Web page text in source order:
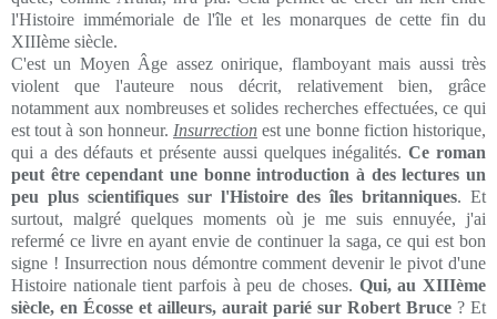
l'Histoire immémoriale de l'île et les monarques de cette fin du
XIIIème siècle.
C'est un Moyen Âge assez onirique, flamboyant mais aussi très
violent que l'auteure nous décrit, relativement bien, grâce
notamment aux nombreuses et solides recherches effectuées, ce qui
est tout à son honneur. Insurrection est une bonne fiction historique,
qui a des défauts et présente aussi quelques inégalités.Ce roman
peut être cependant une bonne introduction à des lectures un
peu plus scientifiques sur l'Histoire des îles britanniques. Et
surtout, malgré quelques moments où je me suis ennuyée, j'ai
refermé ce livre en ayant envie de continuer la saga, ce qui est bon
signe ! Insurrection nous démontre comment devenir le pivot d'une
Histoire nationale tient parfois à peu de choses. Qui, au XIIIème
siècle, en Écosse et ailleurs, aurait parié sur Robert Bruce ? Et